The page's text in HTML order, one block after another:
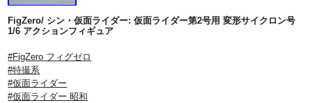
FigZero/ シン・仮面ライダー: 仮面ライダー第2号用 変形サイクロン号
1/6 アクションフィギュア
#FigZero フィグゼロ
#特撮系
#仮面ライダー
#仮面ライダー 昭和